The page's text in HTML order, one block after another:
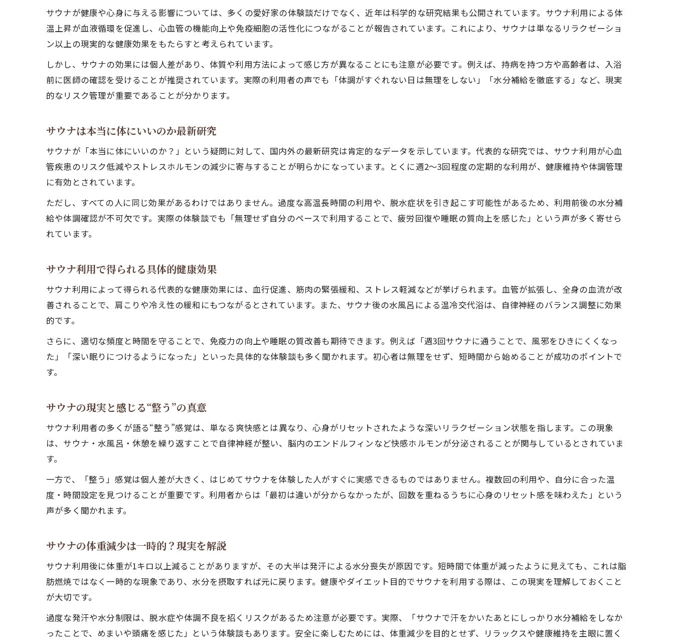
自宅サウナで後悔しないための知識
メンテナンスや維持費の現実的な注意点
フィンランド流サウナの真実と体験談
フィンランド式サウナの現実と特徴解説
サウナ文化が日常に与える影響とは
整う感覚の正体を科学から読み解く
サウナで“整う”感覚の科学的メカニズム
サウナ体験談から読み解く『整う』の本質
科学的根拠で見る整う感覚と健康効果
サウナ設置後の後悔しやすいポイント
家庭用サウナ利用者のリアルな声と現実
サウナ購入を検討する際の注意点
現実的なサウナ習慣がもたらす変化
サウナ現実と生活リズムへの影響分析
ストレス軽減に役立つサウナの現実
サウナが健康や心身に与える影響については、多くの愛好家の体験談だけでなく、近年は科学的な研究結果も公開されています。サウナ利用による体
温上昇が血液循環を促進し、心血管の機能向上や免疫細胞の活性化につながることが報告されています。これにより、サウナは単なるリラクゼーショ
ン以上の現実的な健康効果をもたらすと考えられています。
しかし、サウナの効果には個人差があり、体質や利用方法によって感じ方が異なることにも注意が必要です。例えば、持病を持つ方や高齢者は、入浴
前に医師の確認を受けることが推奨されています。実際の利用者の声でも「体調がすぐれない日は無理をしない」「水分補給を徹底する」など、現実
的なリスク管理が重要であることが分かります。
サウナは本当に体にいいのか最新研究
サウナが「本当に体にいいのか？」という疑問に対して、国内外の最新研究は肯定的なデータを示しています。代表的な研究では、サウナ利用が心血
管疾患のリスク低減やストレスホルモンの減少に寄与することが明らかになっています。とくに週2～3回程度の定期的な利用が、健康維持や体調管理
に有効とされています。
ただし、すべての人に同じ効果があるわけではありません。過度な高温長時間の利用や、脱水症状を引き起こす可能性があるため、利用前後の水分補
給や体調確認が不可欠です。実際の体験談でも「無理せず自分のペースで利用することで、疲労回復や睡眠の質向上を感じた」という声が多く寄せら
れています。
サウナ利用で得られる具体的健康効果
サウナ利用によって得られる代表的な健康効果には、血行促進、筋肉の緊張緩和、ストレス軽減などが挙げられます。血管が拡張し、全身の血流が改
善されることで、肩こりや冷え性の緩和にもつながるとされています。また、サウナ後の水風呂による温冷交代浴は、自律神経のバランス調整に効果
的です。
さらに、適切な頻度と時間を守ることで、免疫力の向上や睡眠の質改善も期待できます。例えば「週3回サウナに通うことで、風邪をひきにくくなっ
た」「深い眠りにつけるようになった」といった具体的な体験談も多く聞かれます。初心者は無理をせず、短時間から始めることが成功のポイントで
す。
サウナの現実と感じる“整う”の真意
サウナ利用者の多くが語る“整う”感覚は、単なる爽快感とは異なり、心身がリセットされたような深いリラクゼーション状態を指します。この現象
は、サウナ・水風呂・休憩を繰り返すことで自律神経が整い、脳内のエンドルフィンなど快感ホルモンが分泌されることが関与しているとされていま
す。
一方で、「整う」感覚は個人差が大きく、はじめてサウナを体験した人がすぐに実感できるものではありません。複数回の利用や、自分に合った温
度・時間設定を見つけることが重要です。利用者からは「最初は違いが分からなかったが、回数を重ねるうちに心身のリセット感を味わえた」という
声が多く聞かれます。
サウナの体重減少は一時的？現実を解説
サウナ利用後に体重が1キロ以上減ることがありますが、その大半は発汗による水分喪失が原因です。短時間で体重が減ったように見えても、これは脂
肪燃焼ではなく一時的な現象であり、水分を摂取すれば元に戻ります。健康やダイエット目的でサウナを利用する際は、この現実を理解しておくこと
が大切です。
過度な発汗や水分制限は、脱水症や体調不良を招くリスクがあるため注意が必要です。実際、「サウナで汗をかいたあとにしっかり水分補給をしなか
ったことで、めまいや頭痛を感じた」という体験談もあります。安全に楽しむためには、体重減少を目的とせず、リラックスや健康維持を主眼に置く